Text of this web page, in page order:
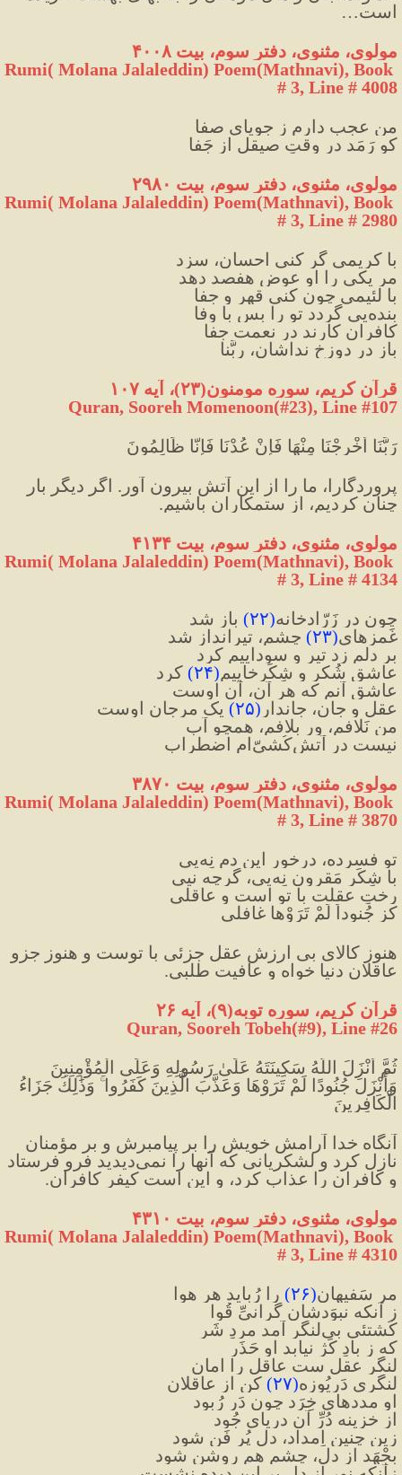
است…
مولوی، مثنوی، دفتر سوم، بیت ۴۰۰۸
Rumi( Molana Jalaleddin) Poem(Mathnavi), Book
# 3, Line # 4008
من عجب دارم ز جویای صفا
کو رَمَد در وقتِ صیقل از جَفا
مولوی، مثنوی، دفتر سوم، بیت ۲۹۸۰
Rumi( Molana Jalaleddin) Poem(Mathnavi), Book
# 3, Line # 2980
با کریمی گر کنی احسان، سزد
مر یکی را او عوض هفصد دهد
با لئیمی چون کنی قهر و جفا
بنده‌یی گردد تو را بس با وفا
کافران کارند در نعمت جفا
باز در دوزخ نداشان، ربَّنا
قرآن کریم، سوره مومنون(۲۳)، آیه ۱۰۷
Quran, Sooreh Momenoon(#23), Line #107
رَبَّنَا أَخْرِجْنَا مِنْهَا فَإِنْ عُدْنَا فَإِنَّا ظَالِمُونَ
چنان كرديم، از ستمكاران باشيم.
مولوی، مثنوی، دفتر سوم، بیت ۴۱۳۴
Rumi( Molana Jalaleddin) Poem(Mathnavi), Book
# 3, Line # 4134
چون درِ زَرّادخانه(۲۲) باز شد
غَمز‌های
(۲۳) چشم، تیرانداز شد
بر دلم زد تیر و سوداییم کرد
عاشقِ شُکر و شِکَرخاییم(۲۴) کرد
عاشقِ آنم که هر آن، آنِ اوست
عقل و جان، جاندارِ (۲۵) یک مرجانِ اوست
من نَلافم، ور بِلافم، همچو آب
نیست در آتش‌کُشیّ‌ام اضطراب
مولوی، مثنوی، دفتر سوم، بیت ۳۸۷۰
Rumi( Molana Jalaleddin) Poem(Mathnavi), Book
# 3, Line # 3870
تو فسرده، درخورِ این دم نِه‌یی
با شِکَر مَقرون نِه‌یی، گرچه نیی
رختِ عقلت با تو است و عاقلی
کز جُنوداً لَمْ تَرَوْها غافلی
عاقلان دنیا خواه و عافیت طلبی.
قرآن کریم، سوره توبه(۹)، آیه ۲۶
Quran, Sooreh Tobeh(#9), Line #26
الْكَافِرِينَ
و كافران را عذاب كرد، و اين است كيفر كافران.
مولوی، مثنوی، دفتر سوم، بیت ۴۳۱۰
Rumi( Molana Jalaleddin) Poem(Mathnavi), Book
# 3, Line # 4310
مر سَفیهان(۲۶) را رُباید هر هوا
ز آنکه نبوَدشان گرانیِّ قُوا
کَشتئی بی‌لنگر آمد مردِ شَر
که ز بادِ کَژ نیابد او حَذَر
لنگرِ عقل ست عاقل را امان
لنگری دَریُوزه(۲۷) کن از عاقلان
او مددهای خِرَد چون دَر رُبود
از خزینه دُرِّ آن دریای جُود
زین چنین اِمداد، دل پُر فَن شود
بِجْهَد از دل، چشم هم روشن شود